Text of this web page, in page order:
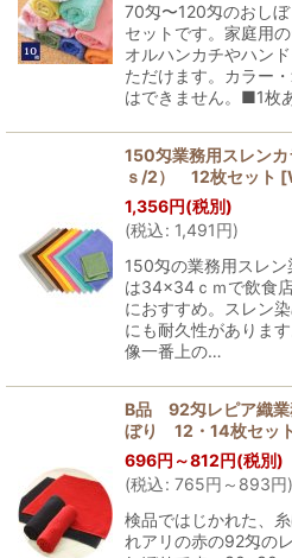
70匁〜120匁のおし
セットです。家庭用
オルハンカチやハン
ただけます。カラー
はできません。■1枚
150匁業務用スレン
ｓ/2） 12枚セット [
1,356円(税別)
(税込: 1,491円)
150匁の業務用スレ
は34×34ｃｍで飲食
におすすめ。スレン
にも耐久性がありま
像一番上の…
B品 92匁レピア織業
ぼり 12・14枚セット
696円 ～812円(税別)
(税込: 765円 ～893円)
検品ではじかれた、
れアリの赤の92匁の